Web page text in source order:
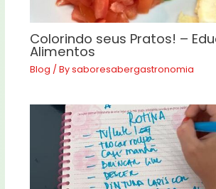
Colorindo seus Pratos! –
Alimentos
Blog / Bysaboresabergastronomia